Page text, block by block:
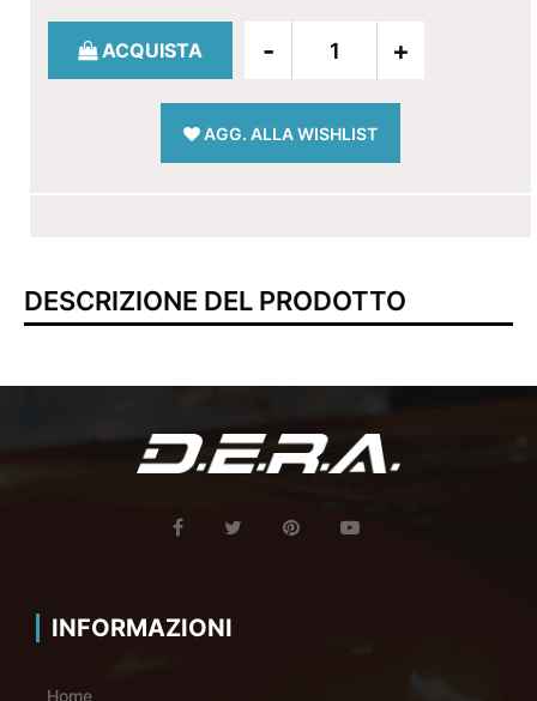
Quantità
ACQUISTA
AGG. ALLA WISHLIST
DESCRIZIONE DEL PRODOTTO
INFORMAZIONI
Home